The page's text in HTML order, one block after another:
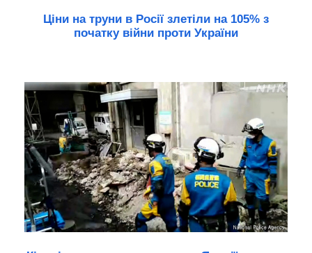
Ціни на труни в Росії злетіли на 105% з
початку війни проти України